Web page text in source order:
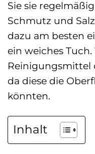
Sie sie
Schmutz und
dazu am besten
ein weiches
Reinigungsmittel
da diese die
könnten.
Inhalt